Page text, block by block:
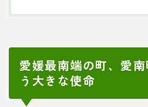
愛媛最南端の町、愛
う大きな使命